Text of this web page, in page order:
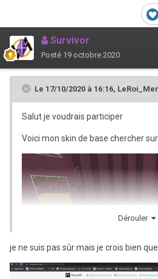
Survivor
Posté 19 octobre 2020
Le 17/10/2020 à 16:16,
Salut je voudrais participer
Voici mon skin de base chercher
Dérouler
je ne suis pas sûr mais je crois bien